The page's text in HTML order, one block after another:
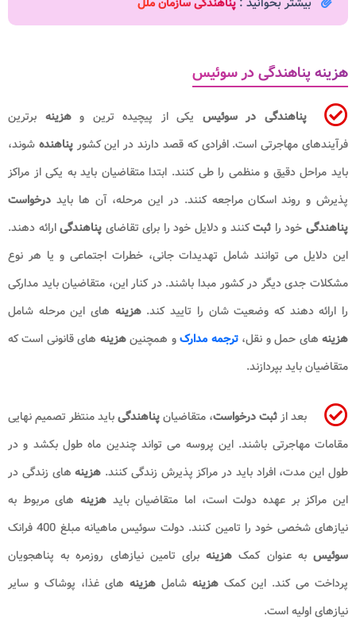
هزینه پناهندگی در سوئیس
پناهندگی در سوئیس یکی از پیچیده ترین وهزینه برترین
فرآیندهای مهاجرتی است. افرادی که قصد دارند در این کشورپناهنده شوند،
باید مراحل دقیق و منظمی را طی کنند. ابتدا متقاضیان باید به یکی از مراکز
پذیرش و روند اسکان مراجعه کنند. در این مرحله، آن ها باید درخواست
پناهندگیخود را ثبتکنند و دلایل خود را برای تقاضای پناهندگیارائه دهند.
این دلایل می توانند شامل تهدیدات جانی، خطرات اجتماعی و یا هر نوع
مشکلات جدی دیگر در کشور مبدا باشند. در کنار این، متقاضیان باید مدارکی
را ارائه دهند که وضعیت شان را تایید کند.هزینه های این مرحله شامل
هزینه های حمل و نقل،ترجمه مدارکو همچنینهزینه های قانونی است که
متقاضیان باید بپردازند.
بعد ازثبت درخواست، متقاضیانپناهندگیباید منتظر تصمیم نهایی
مقامات مهاجرتی باشند. این پروسه می تواند چندین ماه طول بکشد و در
طول این مدت، افراد باید در مراکز پذیرش زندگی کنند. هزینههای زندگی در
این مراکز بر عهده دولت است، اما متقاضیان باید هزینه های مربوط به
نیازهای شخصی خود را تامین کنند. دولت سوئیس ماهیانه مبلغ 400 فرانک
سوئیسبه عنوان کمکهزینهبرای تامین نیازهای روزمره به پناهجویان
پرداخت می کند. این کمک هزینه شامل هزینه های غذا، پوشاک و سایر
نیازهای اولیه است.